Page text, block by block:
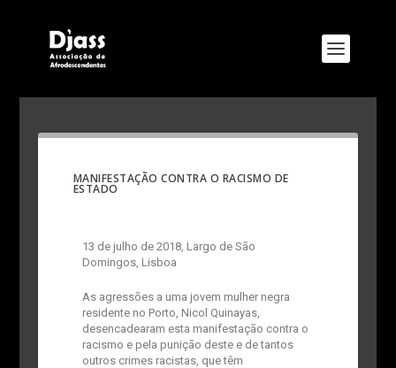
MANIFESTAÇÃO CONTRA O RACISMO DE
ESTADO
13 de julho de 2018, Largo de São
Domingos, Lisboa
As agressões a uma jovem mulher negra
residente no Porto, Nicol Quinayas,
desencadearam esta manifestação contra o
racismo e pela punição deste e de tantos
outros crimes racistas, que têm